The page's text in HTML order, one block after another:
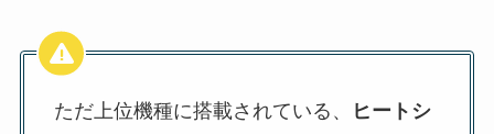
ただ上位機種に搭載されている、
ヒートシ